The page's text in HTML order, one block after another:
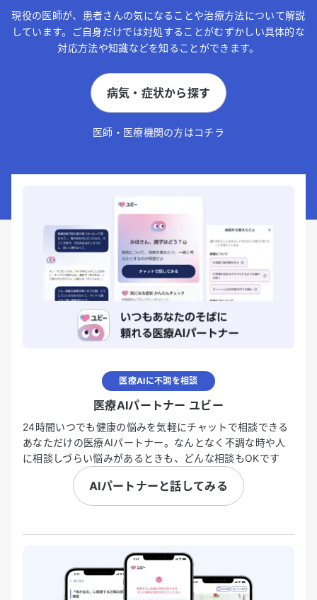
現役の医師が、患者さんの気になることや治療方法について解説
しています。ご自身だけでは対処することがむずかしい具体的な
対応方法や知識などを知ることができます。
病気・症状から探す
医師・医療機関の方はコチラ
医療AIに不調を相談
医療AIパートナー ユビー
24時間いつでも健康の悩みを気軽にチャットで相談できる
あなただけの医療AIパートナー。なんとなく不調な時や人
に相談しづらい悩みがあるときも、どんな相談もOKです
AIパートナーと話してみる